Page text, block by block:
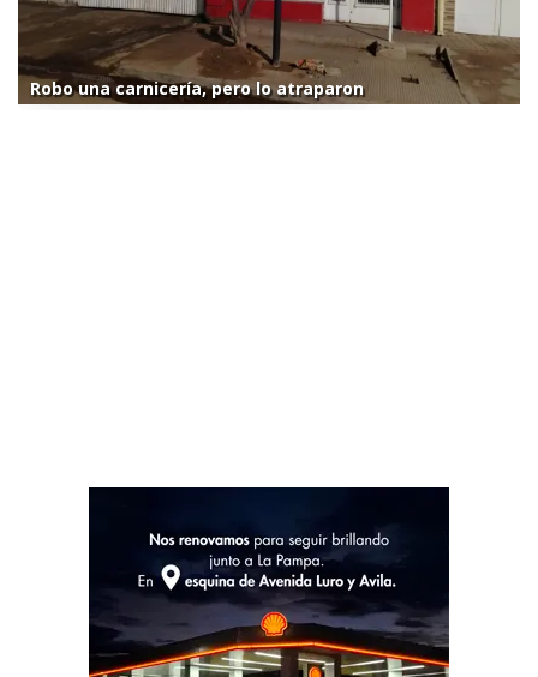
Robo una carnicería, pero lo atraparon